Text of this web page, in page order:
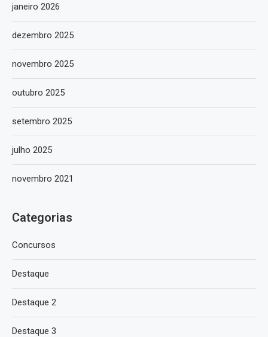
janeiro 2026
dezembro 2025
novembro 2025
outubro 2025
setembro 2025
julho 2025
novembro 2021
Categorias
Concursos
Destaque
Destaque 2
Destaque 3